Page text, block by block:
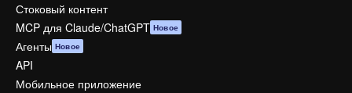
Стоковый контент
MCP для Claude/ChatGPT Новое
Агенты Новое
API
Мобильное приложение